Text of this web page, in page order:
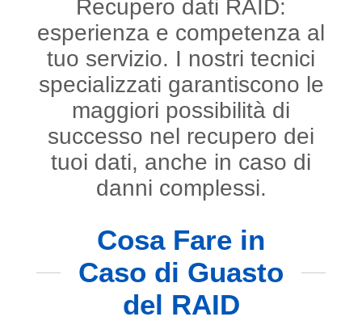
Recupero dati RAID:
esperienza e competenza al
tuo servizio. I nostri tecnici
specializzati garantiscono le
maggiori possibilità di
successo nel recupero dei
tuoi dati, anche in caso di
danni complessi.
Cosa Fare in
Caso di Guasto
del RAID